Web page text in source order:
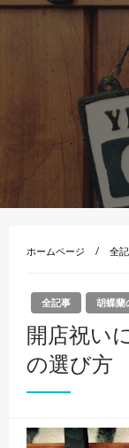
ホームページ 全
全記事 胡蝶蘭
開店祝い
の選び方